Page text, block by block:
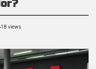
views